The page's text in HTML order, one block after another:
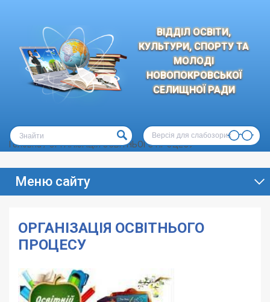
ВІДДІЛ ОСВІТИ,
КУЛЬТУРИ, СПОРТУ ТА
МОЛОДІ
НОВОПОКРОВСЬКОЇ
СЕЛИЩНОЇ РАДИ
Версія для слабозорих
Головна/ОРГАНІЗАЦІЯ ОСВІТНЬОГО ПРОЦЕСУ
Меню сайту
ОРГАНІЗАЦІЯ ОСВІТНЬОГО
ПРОЦЕСУ